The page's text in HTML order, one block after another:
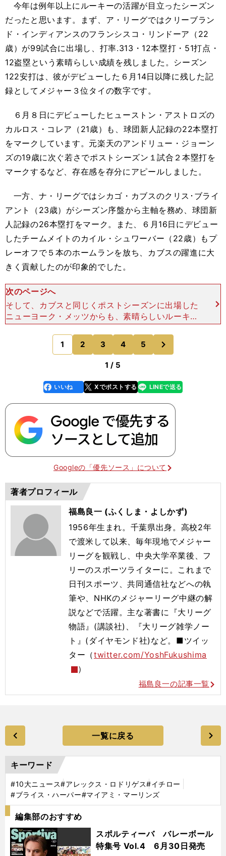
今年は例年以上にルーキーの活躍が目立ったシーズン
だったと思います。まず、ア・リーグではクリーブラン
ド・インディアンスのフランシスコ・リンドーア（22
歳）が99試合に出場し、打率.313・12本塁打・51打点・
12盗塁という素晴らしい成績を残しました。シーズン
122安打は、彼がデビューした６月14日以降に残した記
録としてメジャー３位タイの数字です。
６月８日にデビューしたヒューストン・アストロズの
カルロス・コレア（21歳）も、球団新人記録の22本塁打
をマークしています。元楽天のアンドリュー・ジョーン
ズの19歳に次ぐ若さでポストシーズン１試合２本塁打を
マークするなど、存在感を存分にアピールしました。
一方、ナ・リーグではシカゴ・カブスのクリス･ブライ
アント（23歳）がシーズン序盤から主軸を務め、球団新
人記録の26本塁打をマーク。また、６月16日にデビュー
したチームメイトのカイル・シュワーバー（22歳）もプ
レーオフで５本のホームランを放ち、カブスの躍進に大
きく貢献したのが印象的でした。
次のページへ
そして、カブスと同じくポストシーズンに出場した
ニューヨーク・メッツからも、素晴らしいルーキー
たちがデビューしました。投手では、ノア・シンダ
ーガード（23歳）が今年投げたメジャーの先発で
最速となる平均時
1 2 3 4 5
のページへ
1 / 5
faceboo
k
いいね Xでポストする
line LINEで送る
Googleの「優先ソース」について
著者プロフィール
福島良一 (ふくしま・よしかず)
1956年生まれ。千葉県出身。高校2年
で渡米して以来、毎年現地でメジャー
リーグを観戦し、中央大学卒業後、フ
リーのスポーツライターに。これまで
日刊スポーツ、共同通信社などへの執
筆や、NHKのメジャーリーグ中継の解
説などで活躍。主な著書に『大リーグ
物語』(講談社)、『大リーグ雑学ノー
ト』(ダイヤモンド社)など。■ツイッ
ター（twitter.com/YoshFukushima
）
福島良一の記事一覧
一覧に戻る
キーワード
#10大ニュース#アレックス・ロドリゲス#イチロー
#ブライス・ハーパー#マイアミ・マーリンズ
編集部のおすすめ
スポルティーバ バレーボール
特集号 Vol.4 6月30日発売